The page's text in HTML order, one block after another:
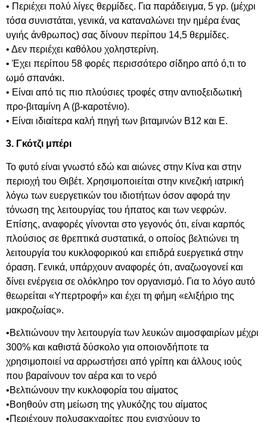
• Περιέχει πολύ λίγες θερμίδες. Για παράδειγμα, 5 γρ. (μέχρι
τόσα συνιστάται, γενικά, να καταναλώνει την ημέρα ένας
υγιής άνθρωπος) σας δίνουν περίπου 14,5 θερμίδες.
• Δεν περιέχει καθόλου χοληστερίνη.
• Έχει περίπου 58 φορές περισσότερο σίδηρο από ό,τι το
ωμό σπανάκι.
• Eίναι από τις πιο πλούσιες τροφές στην αντιοξειδωτική
προ-βιταμίνη A (β-καροτένιο).
• Eίναι ιδιαίτερα καλή πηγή των βιταμινών B12 και E.
3. Γκότζι μπέρι
Το φυτό είναι γνωστό εδώ και αιώνες στην Κίνα και στην
περιοχή του Θιβέτ. Χρησιμοποιείται στην κινεζική ιατρική
λόγω των ευεργετικών του ιδιοτήτων όσον αφορά την
τόνωση της λειτουργίας του ήπατος και των νεφρών.
Επίσης, αναφορές γίνονται στο γεγονός ότι, είναι καρπός
πλούσιος σε θρεπτικά συστατικά, ο οποίος βελτιώνει τη
λειτουργία του κυκλοφορικού και επιδρά ευεργετικά στην
όραση. Γενικά, υπάρχουν αναφορές ότι, αναζωογονεί και
δίνει ενέργεια σε ολόκληρο τον οργανισμό. Για το λόγο αυτό
θεωρείται «Υπερτροφή» και έχει τη φήμη «ελιξήριο της
μακροζωίας».
•Βελτιώνουν την λειτουργία των λευκών αιμοσφαιρίων μέχρι
300% και καθιστά δύσκολο για οποιονδήποτε τα
χρησιμοποιεί να αρρωστήσει από γρίπη και άλλους ιούς
που βαραίνουν τον αέρα και το νερό
•Βελτιώνουν την κυκλοφορία του αίματος
•Βοηθούν στη μείωση της γλυκόζης του αίματος
•Περιέχουν πολυσακχαρίτες που ενισχύουν το